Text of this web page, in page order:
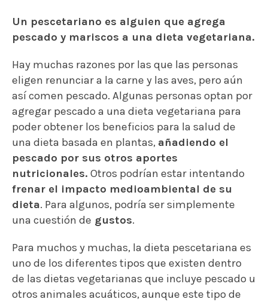
Un pescetariano es alguien que agrega
pescado y mariscos a una dieta vegetariana.
Hay muchas razones por las que las personas
eligen renunciar a la carne y las aves, pero aún
así comen pescado. Algunas personas optan por
agregar pescado a una dieta vegetariana para
poder obtener los beneficios para la salud de
una dieta basada en plantas, añadiendo el
pescado por sus otros aportes
nutricionales. Otros podrían estar intentando
frenar el impacto medioambiental de su
dieta. Para algunos, podría ser simplemente
una cuestión de gustos.
Para muchos y muchas, la dieta pescetariana es
uno de los diferentes tipos que existen dentro
de las dietas vegetarianas que incluye pescado u
otros animales acuáticos, aunque este tipo de